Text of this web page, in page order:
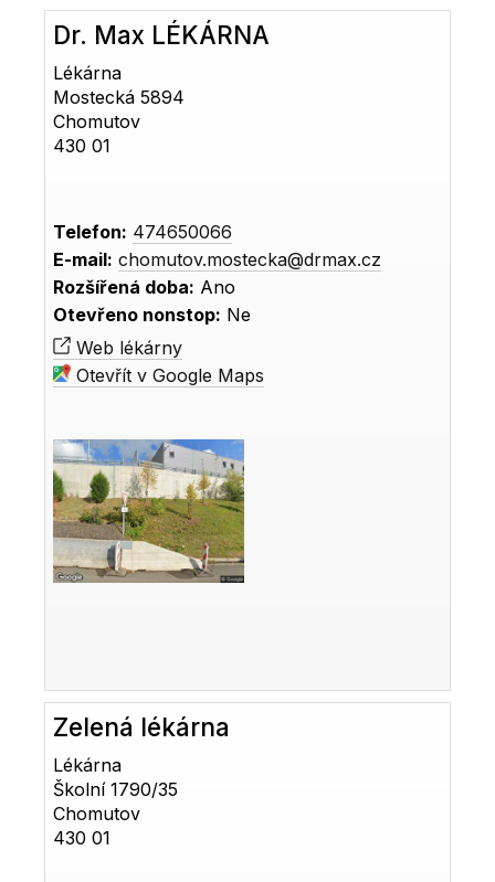
Dr. Max LÉKÁRNA
Lékárna
Mostecká 5894
Chomutov
430 01
Telefon: 474650066
E-mail: chomutov.mostecka@drmax.cz
Rozšířená doba: Ano
Otevřeno nonstop: Ne
Web lékárny
Otevřít v Google Maps
Zelená lékárna
Lékárna
Školní 1790/35
Chomutov
430 01